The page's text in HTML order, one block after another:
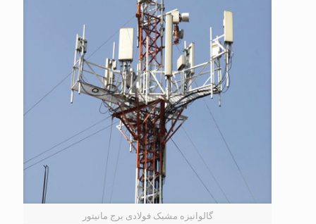
گالوانیزه مشبک فولادی برج مانیتور